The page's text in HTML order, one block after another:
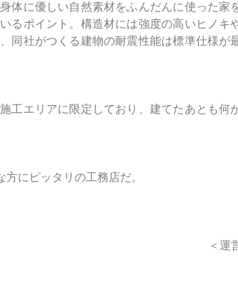
体に優しい自然素材をふんだんに使った家
るポイント。構造材には強度の高いヒノキ
同社がつくる建物の耐震性能は標準仕様が
工エリアに限定しており、建てたあとも何
にピッタリの工務店だ。
＜運